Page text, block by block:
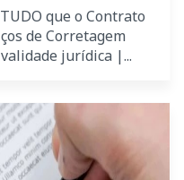
que o Contrato
de Corretagem
jurídica |...